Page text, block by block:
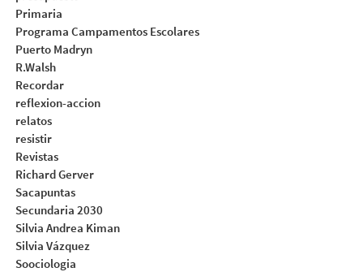
Primaria
Programa Campamentos Escolares
Puerto Madryn
R.Walsh
Recordar
reflexion-accion
relatos
resistir
Revistas
Richard Gerver
Sacapuntas
Secundaria 2030
Silvia Andrea Kiman
Silvia Vázquez
Soociologia